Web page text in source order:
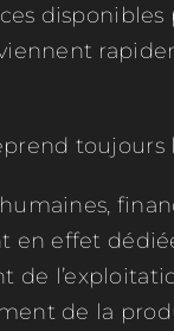
disponibles
toujours
en effet
de
de la